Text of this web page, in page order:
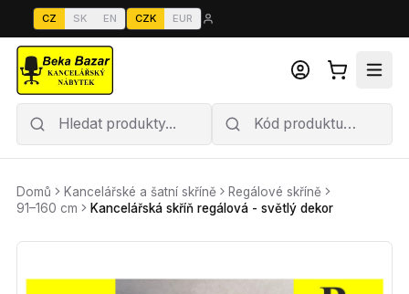
CZ SK EN CZK EUR
Domů Kancelářské a šatní skříně
Regálové skříně
91–160 cm
Kancelářská skříň regálová - světlý dekor